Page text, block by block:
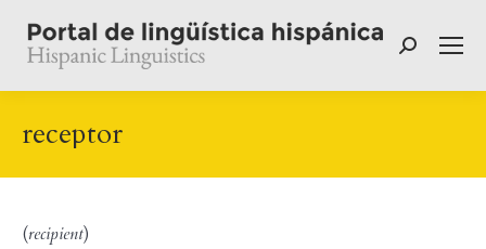
Buscar:
receptor
(recipient)